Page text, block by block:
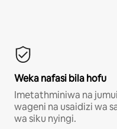
Weka nafasi bila hofu
Imetathminiwa na
wageni na usaidizi wa
wa siku nyingi.